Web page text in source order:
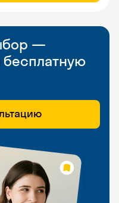
—
бесплатную